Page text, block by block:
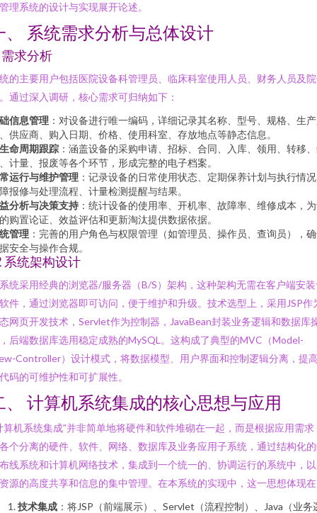
理系统的设计与实现展开论述。
、 系统需求分析与总体设计
需求分析
的主要用户包括医院设备科管理员、临床科室使用人员、财务人员及
通过深入调研，核心需求可归纳如下：
信息管理 ：对设备进行唯一编码，详细记录其名称、型号、规格、生
供应商、购入日期、价格、使用科室、存放地点等静态信息。
命周期跟踪 ：涵盖设备的采购申请、招标、合同、入库、领用、转移
计量、报废等各个环节，形成完整的电子档案。
运行与维护管理 ：记录设备的日常使用状态、定期保养计划与执行情
报修与处理流程、计量检测提醒与结果。
分析与决策支持 ：统计设备的使用率、开机率、故障率、维修成本，
购置论证、效益评估和更新淘汰提供数据依据。
管理 ：完善的用户角色与权限管理（如管理员、操作员、查询员），
安全与操作合规。
系统架构设计
统采用经典的浏览器/服务器（B/S）架构，这种架构无需在客户端安
件，通过浏览器即可访问，便于维护和升级。技术选型上，采用JSP作
网页开发技术，Servlet作为控制器，JavaBean封装业务逻辑和数据库
后端数据库选用稳定成熟的MySQL。这构成了典型的MVC（Model-
Controller）设计模式，将数据模型、用户界面和控制逻辑分离，提
码的可维护性和可扩展性。
、 计算机系统集成的核心思想与应用
算机系统集成”并非简单地将硬件和软件堆砌在一起，而是根据应用需求
个分离的硬件、软件、网络、数据库及业务应用子系统，通过结构化
线系统和计算机网络技术，集成到一个统一的、协调运行的系统中，
源的高度共享和信息的集中管理。在本系统的实现中，这一思想体现
技术集成 ：将JSP（前端展示）、Servlet（流程控制）、Java（业务